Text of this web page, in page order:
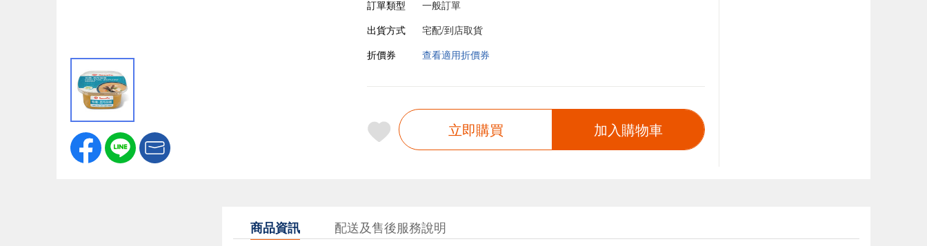
訂單類型
一般訂單
出貨方式
宅配/到店取貨
折價券
查看適用折價券
立即購買 加入購物車
商品資訊 配送及售後服務說明